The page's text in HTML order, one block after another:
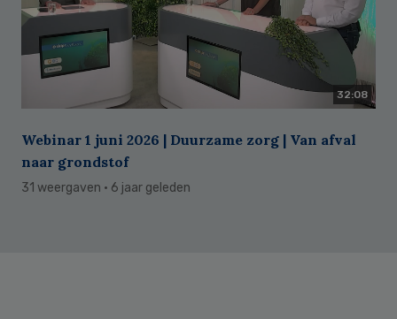
32:08
Webinar 1 juni 2026 | Duurzame zorg | Van afval
naar grondstof
31 weergaven · 6 jaar geleden